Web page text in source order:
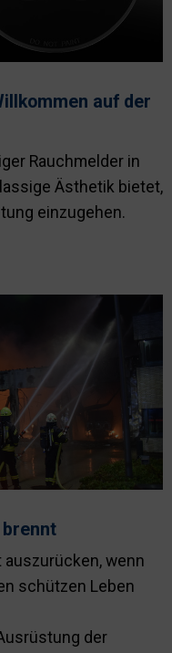
auf der
Rauchmelder in
Ästhetik bietet,
einzugehen.
brennt
wenn
schützen Leben
der